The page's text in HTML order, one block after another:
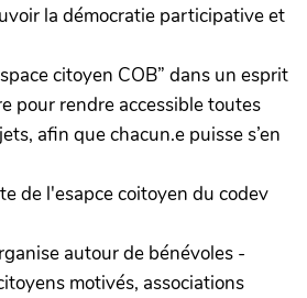
la démocratie participative et
citoyen COB” dans un esprit
pour rendre accessible toutes
afin que chacun.e puisse s’en
de l'esapce coitoyen du codev
autour de bénévoles -
motivés, associations